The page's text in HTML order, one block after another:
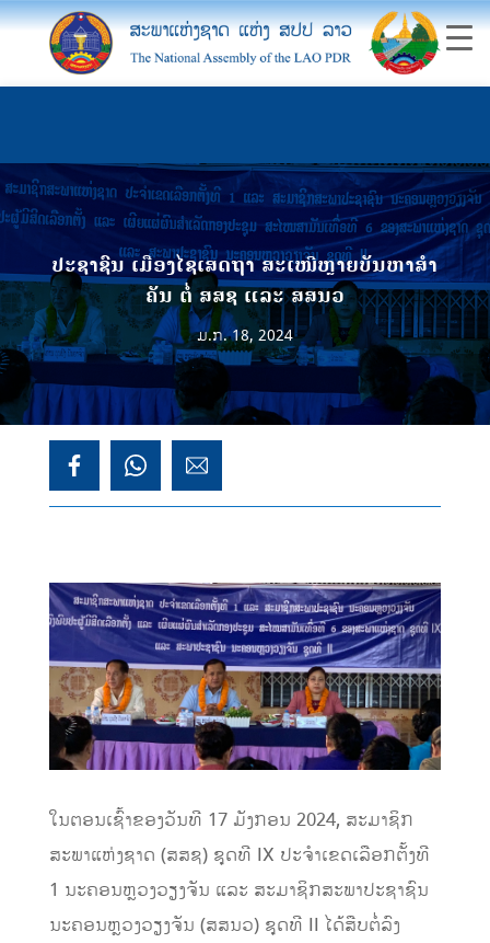
ປະຊາຊົນ ເມືອງໄຊເສດຖາ ສະເໜີຫຼາຍບັນຫາສໍາ
ຄັນ ຕໍ່ ສສຊ ແລະ ສສນວ
ມ.ກ. 18, 2024
ໃນຕອນເຊົ້າຂອງວັນທີ 17 ມັງກອນ 2024, ສະມາຊິກ
ສະພາແຫ່ງຊາດ (ສສຊ) ຊຸດທີ IX ປະຈຳເຂດເລືອກຕັ້ງທີ
1 ນະຄອນຫຼວງວຽງຈັນ ແລະ ສະມາຊິກສະພາປະຊາຊົນ
ນະຄອນຫຼວງວຽງຈັນ (ສສນວ) ຊຸດທີ II ໄດ້ສືບຕໍ່ລົງ